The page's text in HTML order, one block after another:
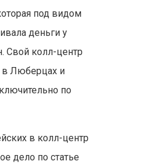
под видом
деньги у
Свой колл-центр
Люберцах и
по
в колл-центр
дело по статье